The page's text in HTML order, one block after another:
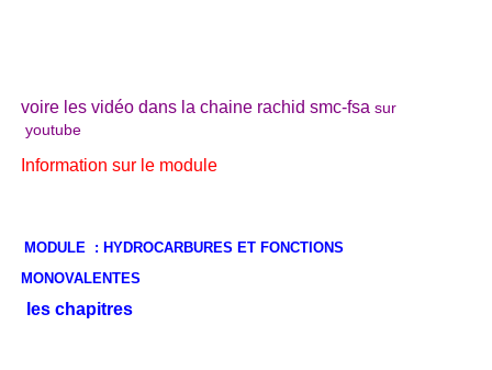
voire les vidéo dans la chaine rachid smc-fsa
sur
youtube
Information sur le module
MODULE : HYDROCARBURES ET FONCTIONS
MONOVALENTES
les chapitres